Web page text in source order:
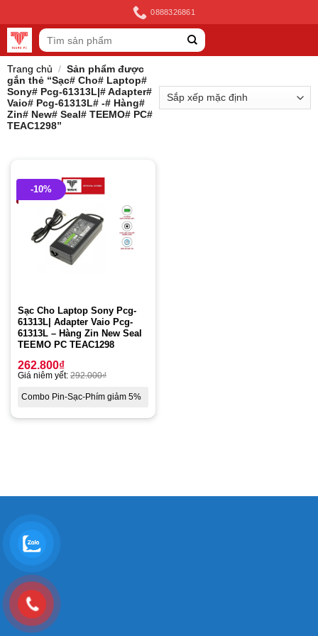
to
content
0888326861
Tìm
kiếm:
Trang chủ / Sản phẩm được
gắn thẻ “Sạc# Cho# Laptop#
Sony# Pcg-61313L|# Adapter#
Vaio# Pcg-61313L# -# Hàng#
Zin# New# Seal# TEEMO# PC#
TEAC1298”
-10%
Sạc Cho Laptop Sony Pcg-
61313L| Adapter Vaio Pcg-
61313L – Hàng Zin New Seal
TEEMO PC TEAC1298
262.800₫
Giá niêm yết: 292.000₫
Combo Pin-Sạc-Phím giảm 5%